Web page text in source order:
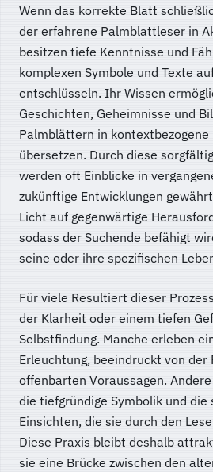
Wenn das korrekte Blatt
der erfahrene Palmblattleser in
besitzen tiefe Kenntnisse und
komplexen Symbole und Texte
entschlüsseln. Ihr Wissen
Geschichten, Geheimnisse und
Palmblättern in kontextbezogene
übersetzen. Durch diese
werden oft Einblicke in
zukünftige Entwicklungen
Licht auf gegenwärtige
sodass der Suchende befähigt
seine oder ihre spezifischen
Für viele Resultiert dieser
der Klarheit oder einem tiefen
Selbstfindung. Manche erleben
Erleuchtung, beeindruckt von der
offenbarten Voraussagen.
die tiefgründige Symbolik und die
Einsichten, die sie durch den
Diese Praxis bleibt deshalb
sie eine Brücke zwischen den